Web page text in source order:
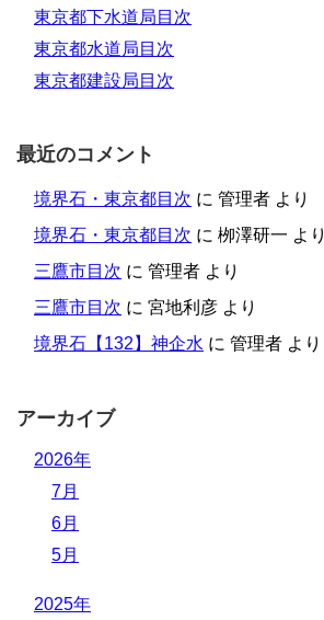
東京都下水道局目次
東京都水道局目次
東京都建設局目次
最近のコメント
境界石・東京都目次 に 管理者 より
境界石・東京都目次 に 栁澤研一 より
三鷹市目次 に 管理者 より
三鷹市目次 に 宮地利彦 より
境界石【132】神企水 に 管理者 より
アーカイブ
2026年
7月
6月
5月
2025年